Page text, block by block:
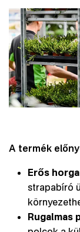
A termék
Erős
strapabíró
Rugalmas